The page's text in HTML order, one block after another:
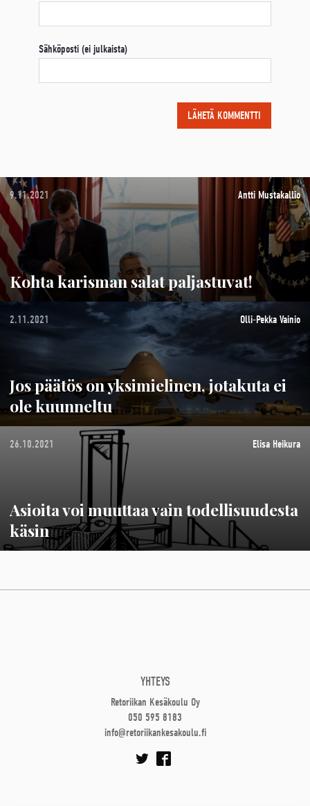
Sähköposti (ei julkaista)
9.11.2021 Antti Mustakallio
Kohta karisman salat paljastuvat!
2.11.2021 Olli-Pekka Vainio
Jos päätös on yksimielinen, jotakuta ei
ole kuunneltu
26.10.2021 Elisa Heikura
Asioita voi muuttaa vain todellisuudesta
käsin
YHTEYS
Retoriikan Kesäkoulu Oy
050 595 8183
info@retoriikankesakoulu.fi